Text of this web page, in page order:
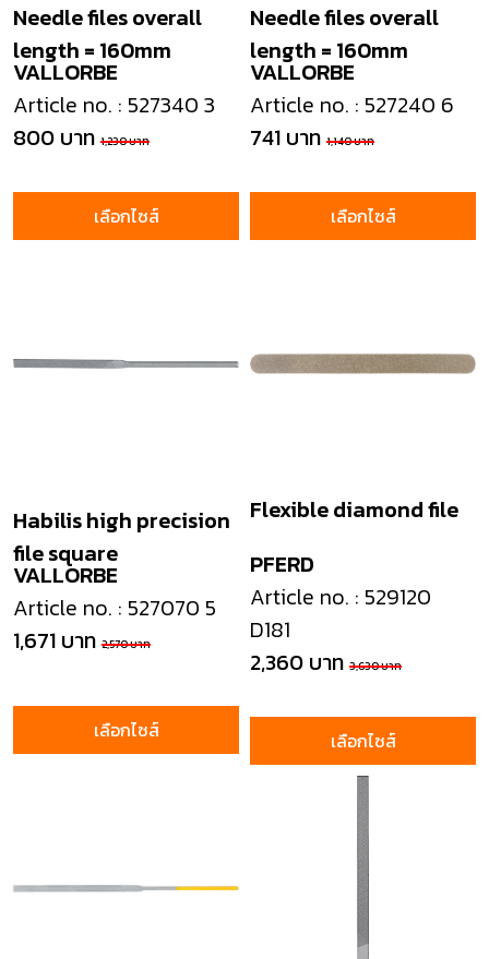
VALLORBE
Needle files overall
length = 160mm
Article no. : 527340 3
800 บาท 1,230 บาท
เลือกไซส์
VALLORBE
Needle files overall
length = 160mm
Article no. : 527240 6
741 บาท 1,140 บาท
เลือกไซส์
VALLORBE
Habilis high precision
file square
Article no. : 527070 5
1,671 บาท 2,570 บาท
เลือกไซส์
PFERD
Flexible diamond file
Article no. : 529120
D181
2,360 บาท 3,630 บาท
เลือกไซส์